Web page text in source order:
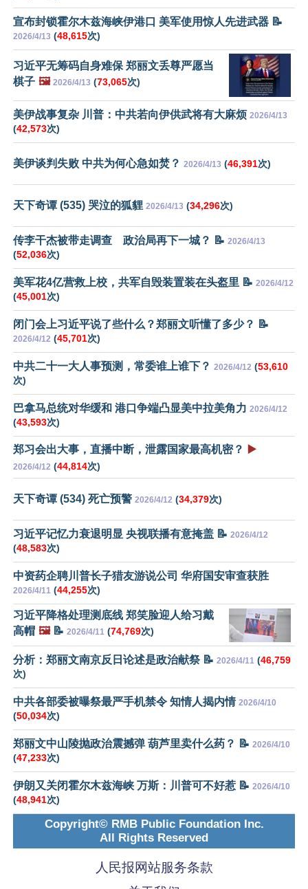
宣布封锁霍尔木兹海峡伊港口 美军使用惊人先进武器 📝
2026/4/13 (48,615次)
习近平无筹码自身难保 郑丽文丢尊严愿当
棋子 🖼️ 2026/4/13 (73,065次)
美伊战事复杂 川普：中共若向伊供武将有大麻烦 2026/4/13
(42,573次)
美伊谈判失败 中共为何心急如焚？ 2026/4/13 (46,391次)
天下奇谭 (535) 哭泣的狐貍 2026/4/13 (34,296次)
传李干杰被带走调查 政治局再下一城？ 📝 2026/4/13
(52,036次)
美军花4亿营救上校，共军自毁装置装在头盔里 📝 2026/4/12
(45,001次)
闭门会上习近平说了些什么？郑丽文听懂了多少？ 📝
2026/4/12 (45,701次)
中共二十一大人事预测，常委谁上谁下？ 2026/4/12 (53,610
次)
巴拿马总统对华缓和 港口争端凸显美中拉美角力 2026/4/12
(43,593次)
郑习会出大事，直播中断，泄露国家最高机密？ ▶️
2026/4/12 (44,814次)
天下奇谭 (534) 死亡预警 2026/4/12 (34,379次)
习近平记忆力衰退明显 央视联播有意掩盖 📝 2026/4/12
(48,583次)
中资药企聘川普长子猎友游说公司 华府国安审查获胜
2026/4/11 (44,255次)
习近平降格处理测底线 郑笑脸迎人给习戴
高帽 🖼️📝 2026/4/11 (74,769次)
分析：郑丽文南京反日论述是政治献祭 📝 2026/4/11 (46,759
次)
中共各部委被曝祭最严手机禁令 知情人揭内情 2026/4/10
(50,034次)
郑丽文中山陵抛政治震撼弹 葫芦里卖什么药？ 📝 2026/4/10
(47,233次)
伊朗又关闭霍尔木兹海峡 万斯：川普可不好惹 📝 2026/4/10
(48,941次)
Copyright© RMB Public Foundation Inc.
All Rights Reserved
人民报网站服务条款